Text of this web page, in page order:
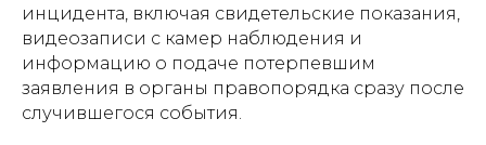
инцидента, включая свидетельские показания,
видеозаписи с камер наблюдения и
информацию о подаче потерпевшим
заявления в органы правопорядка сразу после
случившегося события.